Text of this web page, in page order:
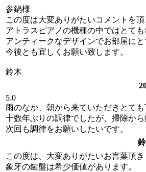
参鍋様
この度は大変ありがたいコメントを
アトラスピアノの機種の中ではとても
アンティークなデザインでお部屋にと
今後とも宜しくお願い致します。
鈴木
5.0
雨のなか、朝から来ていただきとて
十数年ぶりの調律でしたが、掃除か
次回も調律をお願いしたいです。
この度は、大変ありがたいお言葉頂
象牙の鍵盤は希少価値があります。